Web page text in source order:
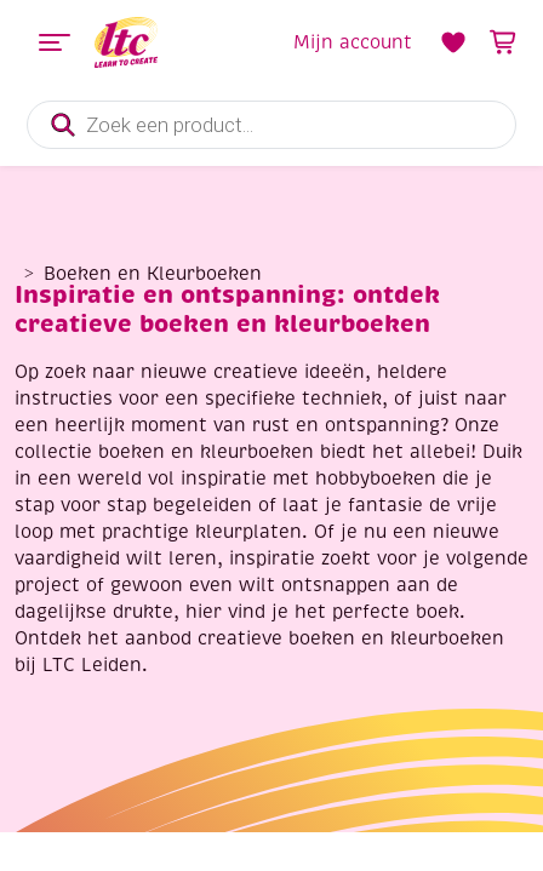
Producten
zoeken
Mijn account
Boeken en Kleurboeken
Inspiratie en ontspanning: ontdek
creatieve boeken en kleurboeken
Op zoek naar nieuwe creatieve ideeën, heldere
instructies voor een specifieke techniek, of juist naar
een heerlijk moment van rust en ontspanning? Onze
collectie boeken en kleurboeken biedt het allebei! Duik
in een wereld vol inspiratie met hobbyboeken die je
stap voor stap begeleiden of laat je fantasie de vrije
loop met prachtige kleurplaten. Of je nu een nieuwe
vaardigheid wilt leren, inspiratie zoekt voor je volgende
project of gewoon even wilt ontsnappen aan de
dagelijkse drukte, hier vind je het perfecte boek.
Ontdek het aanbod creatieve boeken en kleurboeken
bij LTC Leiden.